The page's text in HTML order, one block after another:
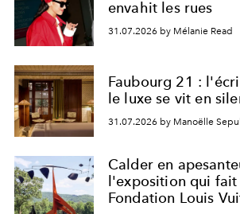
envahit les rues
31.07.2026 by Mélanie Read
Faubourg 21 :
le luxe se vit en
31.07.2026 by Manoëlle
Calder en
l'exposition qui fait
Fondation Louis